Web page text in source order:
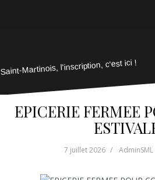
Saint-Martinois, l'inscription, c'est ici !
EPICERIE FERMEE
7 juillet 2026 AdminSML